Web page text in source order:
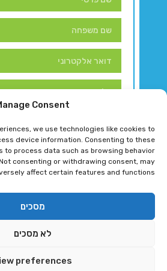
Consent
we use technologies like cookies to
device information. Consenting to these
to process data such as browsing behavior
consenting or withdrawing consent, may
affect certain features and functions.
מסכים
לא מסכים
preferences